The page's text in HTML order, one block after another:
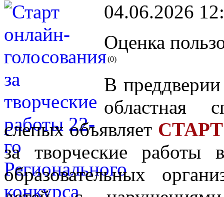
04.06.2026
Оценка
(0)
В
областная
слепых объявляет
за творческие работы
образовательных